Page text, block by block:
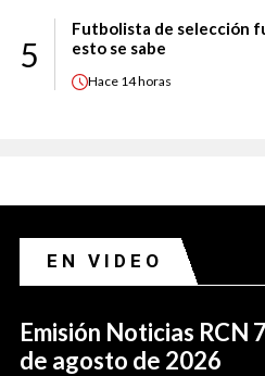
5
Futbolista de selección
esto se sabe
Hace 14 horas
EN VIDEO
Emisión Noticias RCN
de agosto de 2026